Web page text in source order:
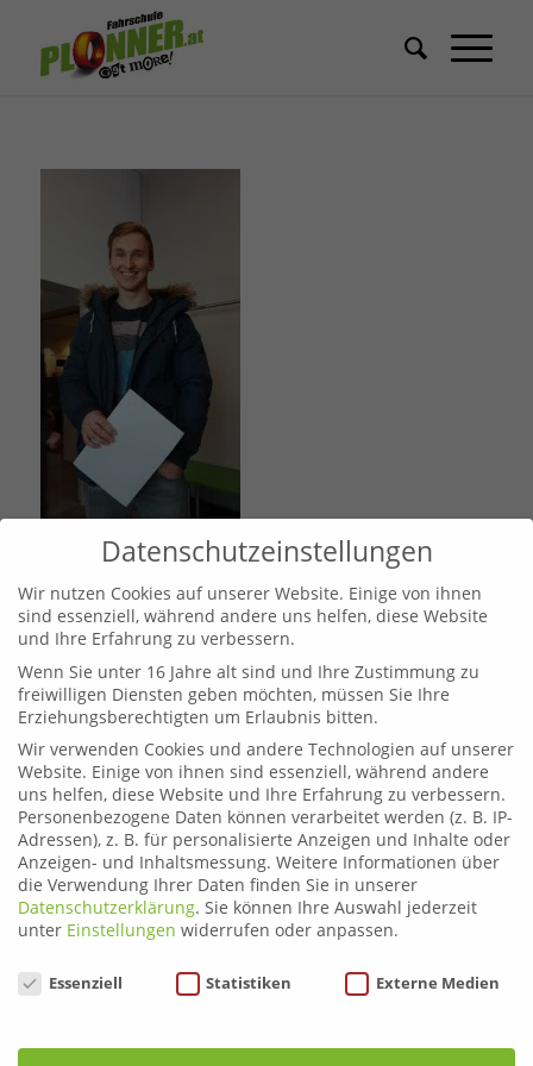
Leoben
Telefon: 03842 44254
Email:fahrschule.leoben@plonner.at
Liezen
Telefon:03612 21222
Email:fahrschule.liezen@plonner.at
Öffnungszeiten
Liezen: Montag bis Donnerstag: 9.00 – 12.00 und 13.00 –
Freitag: 9.00 – 12.00 und 13.00 – 15.00 Uhr
Datenschutzeinstellungen
Wir nutzen Cookies auf unserer Website. Einige von ihnen
sind essenziell, während andere uns helfen, diese Website
und Ihre Erfahrung zu verbessern.
Wenn Sie unter 16 Jahre alt sind und Ihre Zustimmung zu
freiwilligen Diensten geben möchten, müssen Sie Ihre
Erziehungsberechtigten um Erlaubnis bitten.
Wir verwenden Cookies und andere Technologien auf unserer
Website. Einige von ihnen sind essenziell, während andere
uns helfen, diese Website und Ihre Erfahrung zu verbessern.
Personenbezogene Daten können verarbeitet werden (z. B. IP-
Adressen), z. B. für personalisierte Anzeigen und Inhalte oder
Anzeigen- und Inhaltsmessung. Weitere Informationen über
die Verwendung Ihrer Daten finden Sie in unserer
Datenschutzerklärung. Sie können Ihre Auswahl jederzeit
unter Einstellungen widerrufen oder anpassen.
Datenschutzeinstellungen
Essenziell Statistiken Externe Medien